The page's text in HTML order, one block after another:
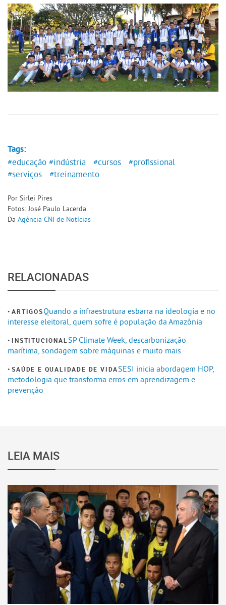
Tags:
#educação #indústria #cursos
#profissional
#serviços
#treinamento
Por Sirlei Pires
Fotos: José Paulo Lacerda
Da Agência CNI de Notícias
RELACIONADAS
ARTIGOSQuando a infraestrutura esbarra na ideologia e no
interesse eleitoral, quem sofre é população da Amazônia
INSTITUCIONAL SP Climate Week, descarbonização
marítima, sondagem sobre máquinas e muito mais
SAÚDE E QUALIDADE DE VIDASESI inicia abordagem HOP,
metodologia que transforma erros em aprendizagem e
prevenção
LEIA MAIS